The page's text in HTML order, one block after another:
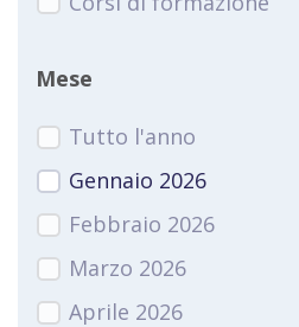
Mese
Tutto l'anno
Gennaio 2026
Febbraio 2026
Marzo 2026
Aprile 2026